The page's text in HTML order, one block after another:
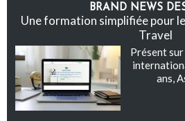
BRAND NEWS
Une formation simplifiée pour
Travel
Présent
ans,